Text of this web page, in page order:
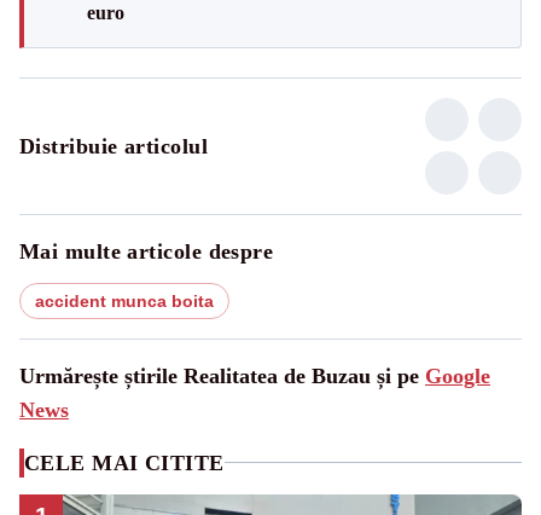
euro
Distribuie articolul
Mai multe articole despre
accident munca boita
Urmărește știrile Realitatea de Buzau și pe Google
News
CELE MAI CITITE